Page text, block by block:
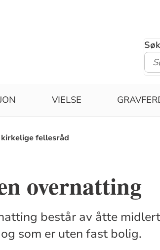
VIELSE
fellesråd
overnatting
består av åtte
som er uten fast bolig.